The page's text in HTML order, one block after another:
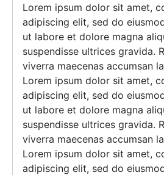
Lorem ipsum dolor sit amet,
adipiscing elit, sed do
ut labore et dolore magna
suspendisse ultrices gravida.
viverra maecenas accumsan
Lorem ipsum dolor sit amet,
adipiscing elit, sed do
ut labore et dolore magna
suspendisse ultrices gravida.
viverra maecenas accumsan
Lorem ipsum dolor sit amet,
adipiscing elit, sed do